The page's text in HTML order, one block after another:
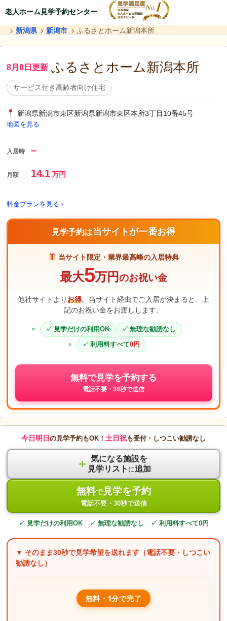
老人ホーム見学予約センター
新潟県 新潟市 ふるさとホーム新潟本所
8月8日更新 ふるさとホーム新潟本所
サービス付き高齢者向け住宅
新潟県新潟市東区新潟県新潟市東区本所3丁目10番45号
地図を見る
入居時 –
月額 14.1万円
料金プランを見る ›
見学予約は当サイトが一番お得
当サイト限定・業界最高峰の入居特典
最大5万円のお祝い金
他社サイトよりお得。当サイト経由でご入居が決まると、上
記のお祝い金をお渡しします。
見学だけの利用OK
無理な勧誘なし
利用料すべて0円
無料で見学を予約する
電話不要・30秒で送信
今日明日 の見学予約もOK！ 土日祝も受付・しつこい勧誘なし
＋ 気になる施設を
見学リスト に追加
無料で見学を予約
電話不要・30秒で送信
✓ 見学だけの利用OK ✓ 無理な勧誘なし ✓ 利用料すべて0円
▼ そのまま30秒で見学希望を送れます（電話不要・しつこい
勧誘なし）
無料・1分で完了